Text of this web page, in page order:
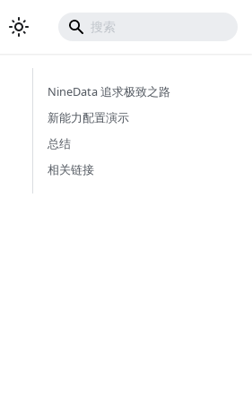
NineData 追求极致之路
新能力配置演示
总结
相关链接